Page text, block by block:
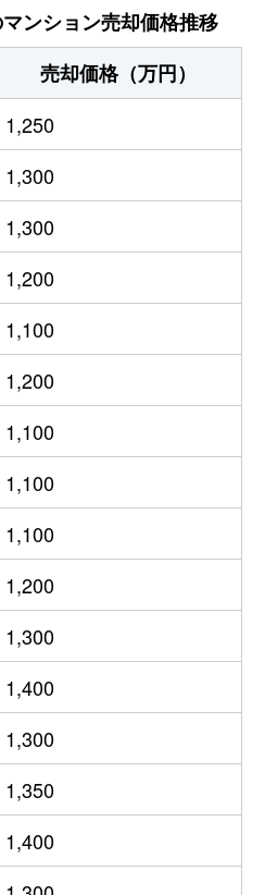
万円 東大宮
徒歩45
万円 東大宮
万円
万円 東大宮
徒歩8分
万円 東大宮
徒歩2分
万円 東大宮
徒歩2分
万円 東大宮
徒歩2分
万円 東大宮
徒歩5分
万円 東大宮
徒歩5分
万円 東大宮
徒歩2分
万円 東大宮
徒歩7分
万円 東大宮
徒歩12
万円 七里
徒歩13
万円 東大宮
徒歩45
万円 七里
徒歩2分
万円 七里
徒歩13
万円 大和田(埼玉) 徒歩13
ンション売却価格推移
売却価格（万円）
1,250
1,300
1,300
1,200
1,100
1,200
1,100
1,100
1,100
1,200
1,300
1,400
1,300
1,350
1,400